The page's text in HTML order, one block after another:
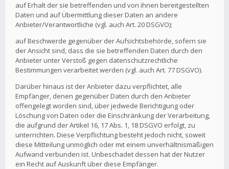
auf Erhalt der sie betreffenden und von ihnen bereitgestellten
Daten und auf Übermittlung dieser Daten an andere
Anbieter/Verantwortliche (vgl. auch Art. 20 DSGVO);
auf Beschwerde gegenüber der Aufsichtsbehörde, sofern sie
der Ansicht sind, dass die sie betreffenden Daten durch den
Anbieter unter Verstoß gegen datenschutzrechtliche
Bestimmungen verarbeitet werden (vgl. auch Art. 77 DSGVO).
Darüber hinaus ist der Anbieter dazu verpflichtet, alle
Empfänger, denen gegenüber Daten durch den Anbieter
offengelegt worden sind, über jedwede Berichtigung oder
Löschung von Daten oder die Einschränkung der Verarbeitung,
die aufgrund der Artikel 16, 17 Abs. 1, 18 DSGVO erfolgt, zu
unterrichten. Diese Verpflichtung besteht jedoch nicht, soweit
diese Mitteilung unmöglich oder mit einem unverhältnismäßigen
Aufwand verbunden ist. Unbeschadet dessen hat der Nutzer
ein Recht auf Auskunft über diese Empfänger.